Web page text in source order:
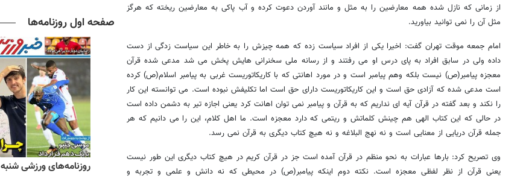
از زمانی که نازل شده همه معارضین را به مثل و مانند آوردن دعوت کرده و آب پاکی به معارضین ریخته که هرگز
مثل آن را نمی توانید بیاورید.
امام جمعه موقت تهران گفت: اخیرا یکی از افراد سیاست زده که همه چیزش را به خاطر این سیاست زدگی از دست
داده ولی در سابق افراد به پای درس او می رفتند و از رسانه ملی سخنرانی هایش پخش می شد مدعی شده قرآن
معجزه پیامبر(ص) نیست بلکه وهم پیامبر است و در مورد اهانتی که با کاریکاتوریست غربی به پیامبر اسلام(ص) کرده
است مدعی شده که آزادی حق است و این کاریکاتوریست دارای حق است اما تکلیفش نبوده است. می توانسته این کار
را نکند و بعد گفته در قرآن آیه ای نداریم که به قرآن و پیامبر نمی توان اهانت کرد یعنی اجازه تیر به دشمن داده است
در حالی که این کتاب الهی هم چینش کلماتش و ریتمی که دارد معجزه است. ما اهل کلام، این را می دانیم که هر
جمله قرآن دریایی از معنایی است و نه نهج البلاغه و نه هیچ کتاب دیگری به قرآن نمی رسد.
وی تصریح کرد: بارها عبارات به نحو منظم در قرآن آمده است جز در قرآن کریم در هیچ کتاب دیگری این طور نیست
یعنی قرآن از نظر لفظی معجزه است. نکته دوم اینکه پیامبر(ص) در محیطی که نه دانش و علمی و تجربه و
صفحه اول روزنامه‌ها
روزنامه‌های صبح شنبه ۱۷ مرداد ۱۴۰۵ روزنامه‌های اقتصادی شنبه ۱۷ مرداد ۱۴۰۵ روزنامه‌های ورزشی شنبه ۱۷ مرداد ۱۴۰۵